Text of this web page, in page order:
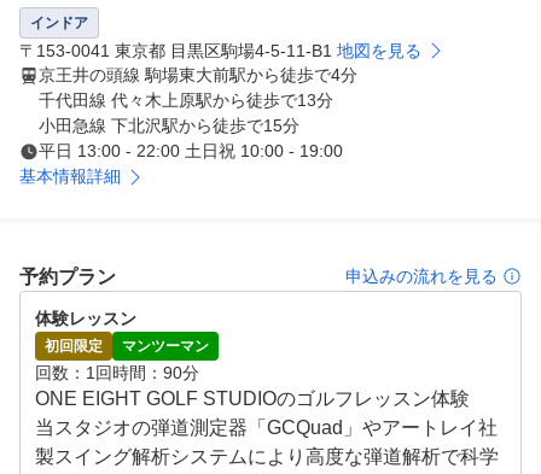
・最新の機材を使用
ゴルフレッスンサービスでは通常のレンジ会員様がご利用
になる最新のシミュレーションゴルフだけではなく、
高性能の弾道測定器と高性能のスイング分析カメラを使用
し、より科学的にレッスンをいたします。
インドア
〒153-0041 東京都 目黒区駒場4-5-11-B1 地図を見る
京王井の頭線 駒場東大前駅から徒歩で4分
千代田線 代々木上原駅から徒歩で13分
小田急線 下北沢駅から徒歩で15分
平日 13:00 - 22:00 土日祝 10:00 - 19:00
基本情報詳細
予約プラン 申込みの流れを見る
体験レッスン
初回限定 マンツーマン
回数 1回時間 90分
ONE EIGHT GOLF STUDIOのゴルフレッスン体験
当スタジオの弾道測定器「GCQuad」やアートレイ社
製スイング解析システムにより高度な弾道解析で科学